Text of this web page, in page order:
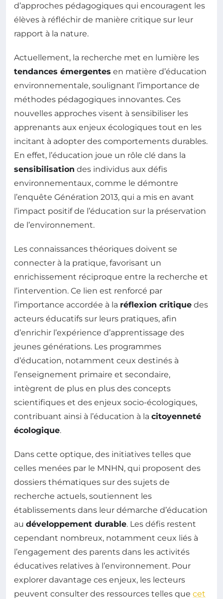
d’approches pédagogiques qui encouragent les
élèves à réfléchir de manière critique sur leur
rapport à la nature.
Actuellement, la recherche met en lumière les
tendances émergentes en matière d’éducation
environnementale, soulignant l’importance de
méthodes pédagogiques innovantes. Ces
nouvelles approches visent à sensibiliser les
apprenants aux enjeux écologiques tout en les
incitant à adopter des comportements durables.
En effet, l’éducation joue un rôle clé dans la
sensibilisation des individus aux défis
environnementaux, comme le démontre
l’enquête Génération 2013, qui a mis en avant
l’impact positif de l’éducation sur la préservation
de l’environnement.
Les connaissances théoriques doivent se
connecter à la pratique, favorisant un
enrichissement réciproque entre la recherche et
l’intervention. Ce lien est renforcé par
l’importance accordée à la réflexion critique des
acteurs éducatifs sur leurs pratiques, afin
d’enrichir l’expérience d’apprentissage des
jeunes générations. Les programmes
d’éducation, notamment ceux destinés à
l’enseignement primaire et secondaire,
intègrent de plus en plus des concepts
scientifiques et des enjeux socio-écologiques,
contribuant ainsi à l’éducation à la citoyenneté
écologique.
Dans cette optique, des initiatives telles que
celles menées par le MNHN, qui proposent des
dossiers thématiques sur des sujets de
recherche actuels, soutiennent les
établissements dans leur démarche d’éducation
au développement durable. Les défis restent
cependant nombreux, notamment ceux liés à
l’engagement des parents dans les activités
éducatives relatives à l’environnement. Pour
explorer davantage ces enjeux, les lecteurs
peuvent consulter des ressources telles que cet